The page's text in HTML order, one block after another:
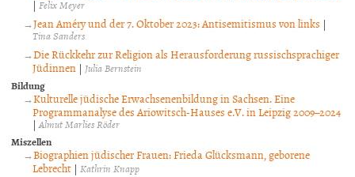
| Felix Meyer
Jean Améry und der 7. Oktober 2023: Antisemitismus von links |
Tina Sanders
Die Rückkehr zur Religion als Herausforderung russischsprachiger
Jüdinnen | Julia Bernstein
Bildung
Kulturelle jüdische Erwachsenenbildung in Sachsen. Eine
Programmanalyse des Ariowitsch-Hauses e.V. in Leipzig 2009–2024
|Almut Marlies Röder
Miszellen
Biographien jüdischer Frauen: Frieda Glücksmann, geborene
Lebrecht | Kathrin Knapp